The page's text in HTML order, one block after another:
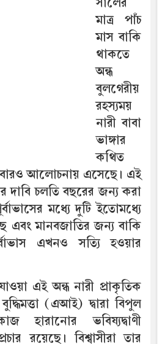
মাত্র পাঁচ
মাস বাকি
থাকতে
অন্ধ
বুলগেরীয়
রহস্যময়
নারী বাবা
ভাঙ্গার
কথিত
আলোচনায় এসেছে। এই
দাবি চলতি বছরের জন্য করা
মধ্যে দুটি ইতোমধ্যে
এবং মানবজাতির জন্য বাকি
এখনও সত্যি হওয়ার
এই অন্ধ নারী প্রাকৃতিক
(এআই) দ্বারা বিপুল
হারানোর ভবিষ্যদ্বাণী
রয়েছে। বিশ্বাসীরা তার